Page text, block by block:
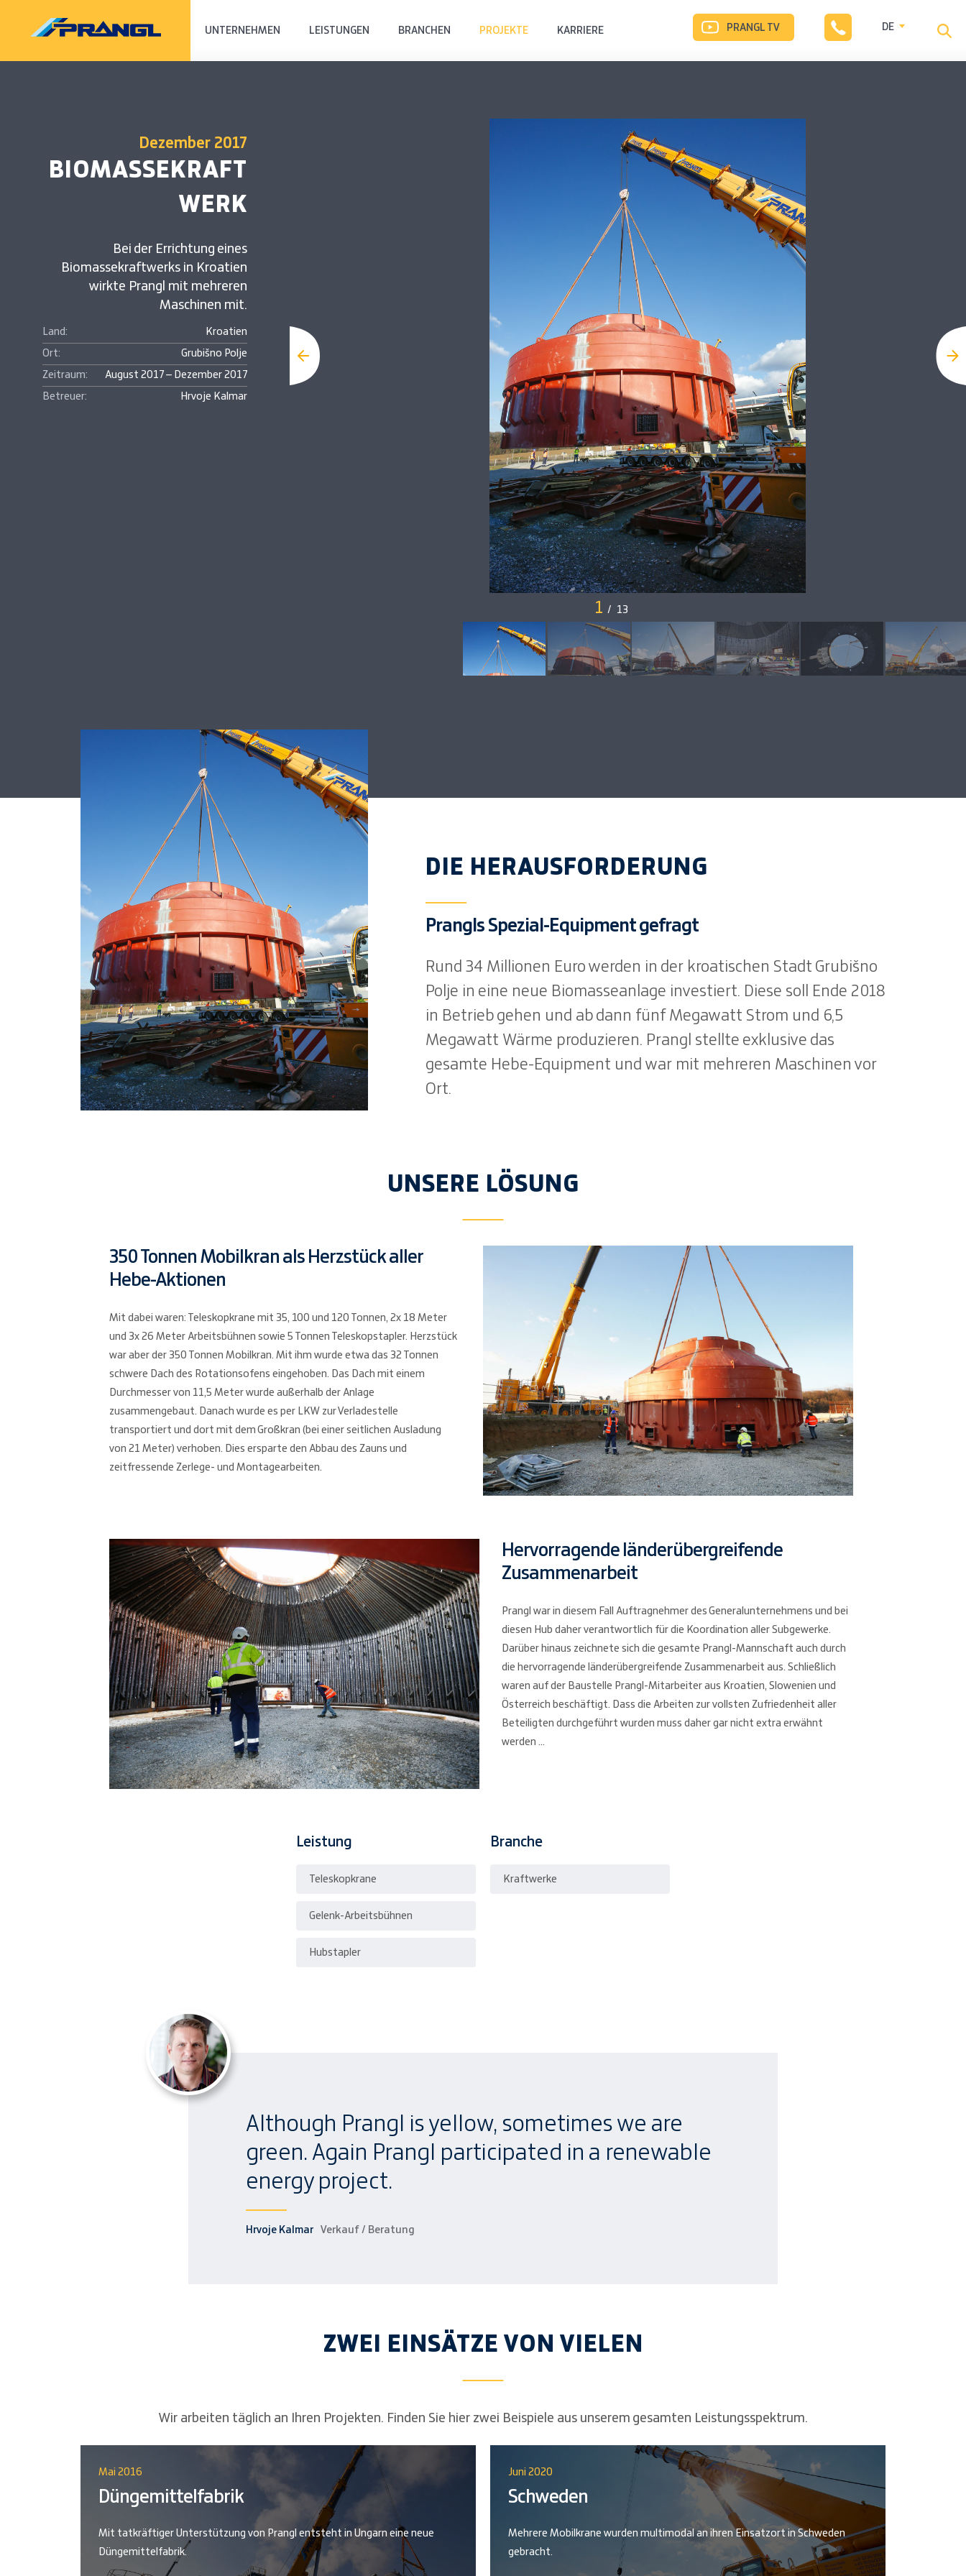
UNTERNEHMEN LEISTUNGEN BRANCHEN PROJEKTE KARRIERE PRANGL TV DE
Dezember 2017
BIOMASSEKRAFT
WERK
Bei der Errichtung eines
Biomassekraftwerks in Kroatien
wirkte Prangl mit mehreren
Maschinen mit.
Land:
Kroatien
Ort:
Grubišno Polje
Zeitraum:
August 2017 – Dezember 2017
Betreuer:
Hrvoje Kalmar
1 / 13
DIE HERAUSFORDERUNG
Prangls Spezial-Equipment gefragt
Rund 34 Millionen Euro werden in der kroatischen Stadt Grubišno
Polje in eine neue Biomasseanlage investiert. Diese soll Ende 2018
in Betrieb gehen und ab dann fünf Megawatt Strom und 6,5
Megawatt Wärme produzieren. Prangl stellte exklusive das
gesamte Hebe-Equipment und war mit mehreren Maschinen vor
Ort.
UNSERE LÖSUNG
350 Tonnen Mobilkran als Herzstück aller
Hebe-Aktionen
Mit dabei waren: Teleskopkrane mit 35, 100 und 120 Tonnen, 2x 18 Meter
und 3x 26 Meter Arbeitsbühnen sowie 5 Tonnen Teleskopstapler. Herzstück
war aber der 350 Tonnen Mobilkran. Mit ihm wurde etwa das 32 Tonnen
schwere Dach des Rotationsofens eingehoben. Das Dach mit einem
Durchmesser von 11,5 Meter wurde außerhalb der Anlage
zusammengebaut. Danach wurde es per LKW zur Verladestelle
transportiert und dort mit dem Großkran (bei einer seitlichen Ausladung
von 21 Meter) verhoben. Dies ersparte den Abbau des Zauns und
zeitfressende Zerlege- und Montagearbeiten.
Hervorragende länderübergreifende
Zusammenarbeit
Prangl war in diesem Fall Auftragnehmer des Generalunternehmens und bei
diesen Hub daher verantwortlich für die Koordination aller Subgewerke.
Darüber hinaus zeichnete sich die gesamte Prangl-Mannschaft auch durch
die hervorragende länderübergreifende Zusammenarbeit aus. Schließlich
waren auf der Baustelle Prangl-Mitarbeiter aus Kroatien, Slowenien und
Österreich beschäftigt. Dass die Arbeiten zur vollsten Zufriedenheit aller
Beteiligten durchgeführt wurden muss daher gar nicht extra erwähnt
werden ...
Leistung
Teleskopkrane
Gelenk-Arbeitsbühnen
Hubstapler
Branche
Kraftwerke
Although Prangl is yellow, sometimes we are
green. Again Prangl participated in a renewable
energy project.
Hrvoje Kalmar Verkauf / Beratung
ZWEI EINSÄTZE VON VIELEN
Wir arbeiten täglich an Ihren Projekten. Finden Sie hier zwei Beispiele aus unserem gesamten Leistungsspektrum.
Mai 2016
Düngemittelfabrik
Mit tatkräftiger Unterstützung von Prangl entsteht in Ungarn eine neue
Düngemittelfabrik.
Juni 2020
Schweden
Mehrere Mobilkrane wurden multimodal an ihren Einsatzort in Schweden
gebracht.